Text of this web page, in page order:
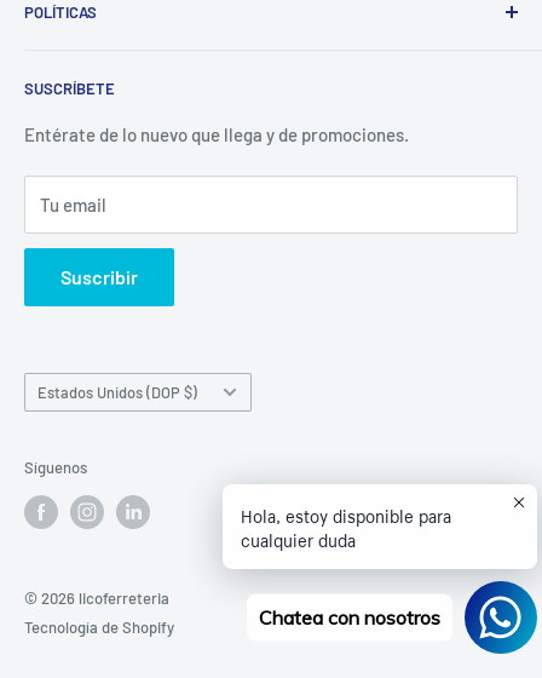
POLÍTICAS
Política de Privacidad
Políticas de Reembolso
Política de Envío
Términos del servicio
Política de reembolso
SUSCRÍBETE
Entérate de lo nuevo que llega y de promociones.
Tu email
Suscribir
País/región
Estados Unidos (DOP $)
Síguenos
© 2026 licoferreteria
Tecnología de Shopify
Hola, estoy disponible para
cualquier duda
Chatea con nosotros